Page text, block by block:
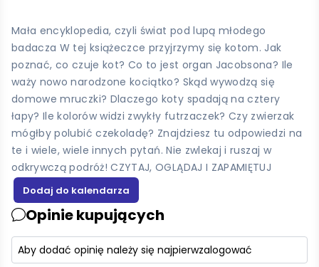
Mała encyklopedia, czyli świat pod lupą młodego
badacza W tej książeczce przyjrzymy się kotom. Jak
poznać, co czuje kot? Co to jest organ Jacobsona? Ile
waży nowo narodzone kociątko? Skąd wywodzą się
domowe mruczki? Dlaczego koty spadają na cztery
łapy? Ile kolorów widzi zwykły futrzaczek? Czy zwierzak
mógłby polubić czekoladę? Znajdziesz tu odpowiedzi na
te i wiele, wiele innych pytań. Nie zwlekaj i ruszaj w
odkrywczą podróż! CZYTAJ, OGLĄDAJ I ZAPAMIĘTUJ
Opinie kupujących
Aby dodać opinię należy się najpierwzalogować